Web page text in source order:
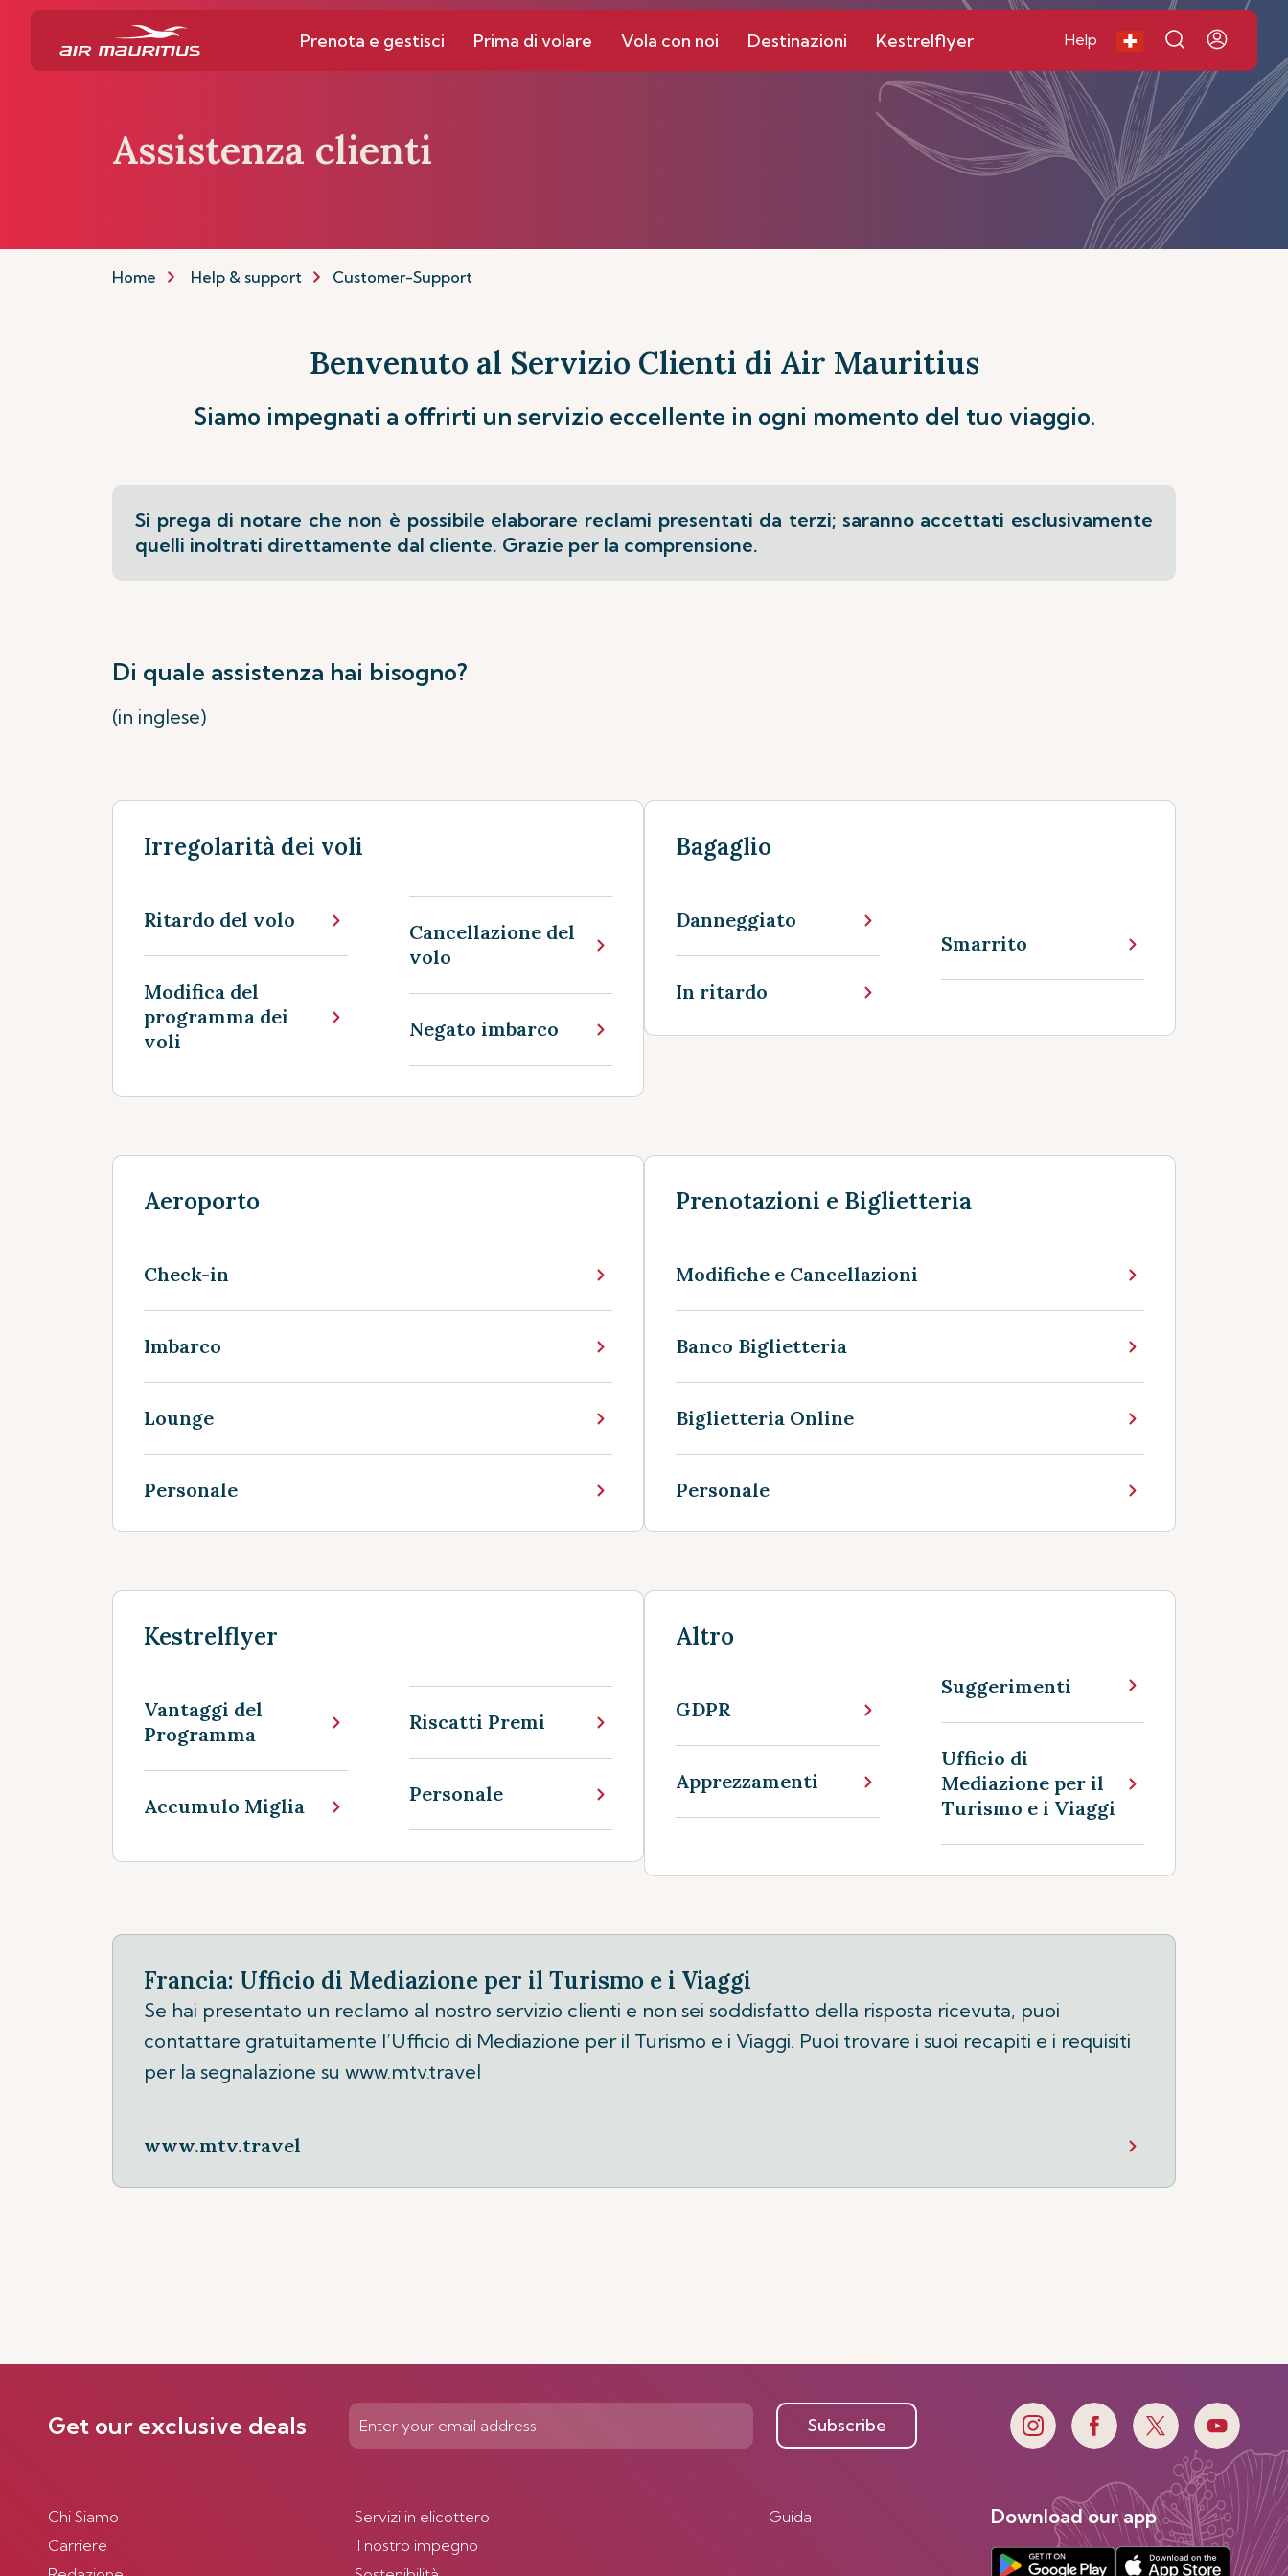
Prenota e gestisci Prima di volare Vola con noi Destinazioni Kestrelflyer Help
Assistenza clienti
Home Help & support Customer-Support
Benvenuto al Servizio Clienti di Air Mauritius
Siamo impegnati a offrirti un servizio eccellente in ogni momento del tuo viaggio.
Si prega di notare che non è possibile elaborare reclami presentati da terzi; saranno accettati esclusivamente
quelli inoltrati direttamente dal cliente. Grazie per la comprensione.
Di quale assistenza hai bisogno?
(in inglese)
Irregolarità dei voli
Ritardo del volo
Modifica del
programma dei
voli
Cancellazione del
volo
Negato imbarco
Bagaglio
Danneggiato
In ritardo
Smarrito
Aeroporto
Check-in
Imbarco
Lounge
Personale
Prenotazioni e Biglietteria
Modifiche e Cancellazioni
Banco Biglietteria
Biglietteria Online
Personale
Kestrelflyer
Vantaggi del
Programma
Accumulo Miglia
Riscatti Premi
Personale
Altro
GDPR
Apprezzamenti
Suggerimenti
Ufficio di
Mediazione per il
Turismo e i Viaggi
Francia: Ufficio di Mediazione per il Turismo e i Viaggi
Se hai presentato un reclamo al nostro servizio clienti e non sei soddisfatto della risposta ricevuta, puoi
contattare gratuitamente l’Ufficio di Mediazione per il Turismo e i Viaggi. Puoi trovare i suoi recapiti e i requisiti
per la segnalazione su www.mtv.travel
www.mtv.travel
Get our exclusive deals Subscribe
Chi Siamo
Carriere
Servizi in elicottero
Il nostro impegno
Guida Download our app